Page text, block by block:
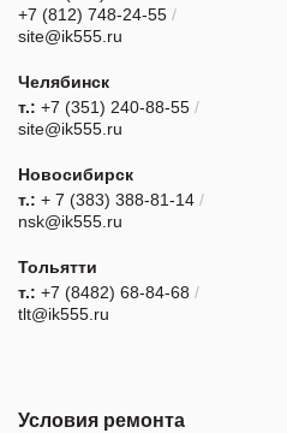
+7 (812) 748-24-55 /
site@ik555.ru
Челябинск
т.: +7 (351) 240-88-55 /
site@ik555.ru
Новосибирск
т.: + 7 (383) 388-81-14 /
nsk@ik555.ru
Тольятти
т.: +7 (8482) 68-84-68 /
tlt@ik555.ru
Условия ремонта